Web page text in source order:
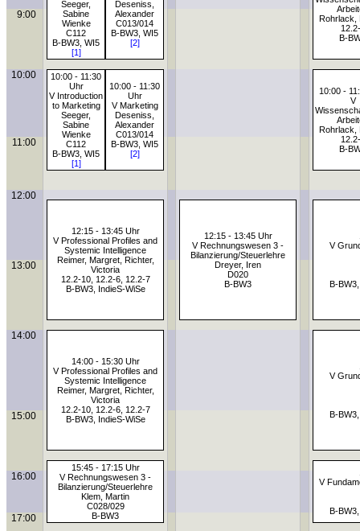
Seeger,
Sabine
Wienke
C112
B-BW3, WI5
[1]
Deseniss,
Alexander
C013/014
B-BW3, WI5
[2]
Rohrlack,
B-
9:00
10:00
10:00 - 11:30
Uhr
V Introduction
to Marketing
Seeger,
Sabine
Wienke
C112
B-BW3, WI5
[1]
10:00 - 11:30
Uhr
V Marketing
Deseniss,
Alexander
C013/014
B-BW3, WI5
[2]
10:00 -
V
Rohrlack,
B-
11:00
12:00
12:15 - 13:45 Uhr
V Professional Profiles and
Systemic Intelligence
Reimer, Margret, Richter,
Victoria
12.2-10, 12.2-6, 12.2-7
B-BW3, IndieS-WiSe
12:15 - 13:45 Uhr
V Rechnungswesen 3 -
Bilanzierung/Steuerlehre
Dreyer, Iren
D020
B-BW3
V
B-
13:00
14:00
14:00 - 15:30 Uhr
V Professional Profiles and
Systemic Intelligence
Reimer, Margret, Richter,
Victoria
12.2-10, 12.2-6, 12.2-7
B-BW3, IndieS-WiSe
V
B-
15:00
15:45 - 17:15 Uhr
V Rechnungswesen 3 -
Bilanzierung/Steuerlehre
Klem, Martin
C028/029
B-BW3
V
B-
16:00
17:00